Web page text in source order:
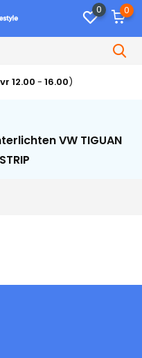
0 0
vr 12.00 - 16.00)
VW TIGUAN